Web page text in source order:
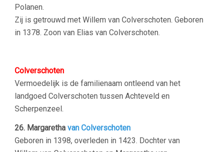
Polanen.
Zij is getrouwd met Willem van Colverschoten. Geboren
in 1378. Zoon van Elias van Colverschoten.
Colverschoten
Vermoedelijk is de familienaam ontleend van het
landgoed Colverschoten tussen Achteveld en
Scherpenzeel.
26. Margaretha van Colverschoten
Geboren in 1398, overleden in 1423. Dochter van